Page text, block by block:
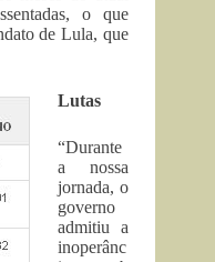
o que
de Lula, que
Lutas
“Durante
a nossa
jornada, o
governo
admitiu a
inoperânc